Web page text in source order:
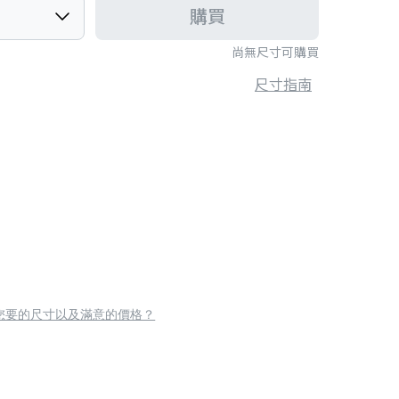
尚無尺寸可購買
購買
尺寸指南
要的尺寸以及滿意的價格？